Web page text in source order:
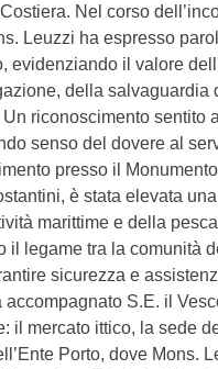
Nel corso
Leuzzi ha espresso
evidenziando il valore
della salvaguardia
riconoscimento sentito
senso del dovere al
presso il
è stata elevata
marittime e della
il legame tra la comunità
sicurezza e
S.E. il
il mercato ittico, la sede
Porto, dove Mons.